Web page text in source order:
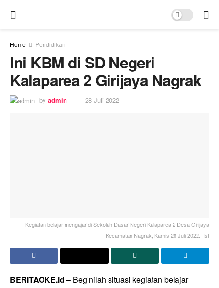
Home Pendidikan
Ini KBM di SD Negeri
Kalaparea 2 Girijaya Nagrak
by admin 28 Juli 2022
Kegiatan belajar mengajar di Sekolah Dasar Negeri Kalaparea 2 Desa Girijaya
Kecamatan Nagrak, Kamis 28 Juli 2022.| Ist
BERITAOKE.id – Beginilah situasi kegiatan belajar